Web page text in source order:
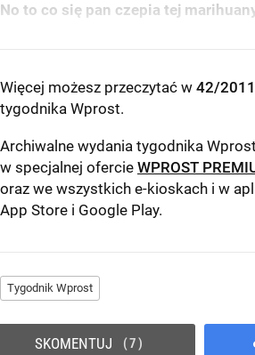
No to co się pan czepia tej
Więcej możesz przeczytać w 42/
tygodnika Wprost.
Archiwalne wydania tygodnika
w specjalnej ofercie WPROST
oraz we wszystkich e-kioskach i w
App Store i Google Play.
Tygodnik Wprost
SKOMENTUJ 7